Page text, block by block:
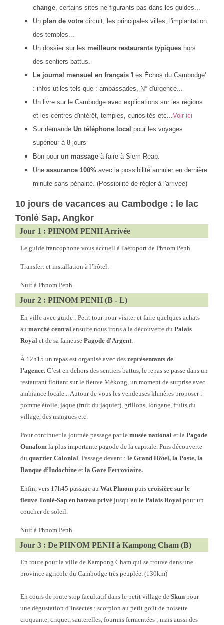
change, certains sites ne figurants pas dans les guides...
Un plan de votre circuit, les principales villes, l'implantation
des temples...
Un dossier sur les meilleurs restaurants typiques hors
des sentiers battus.
Le journal mensuel en français 'Les Échos du Cambodge'
: infos utiles tels que : ambassades, N° d'urgence...
Un livre sur le Cambodge avec explications sur les régions
et les centres d'intérêt, temples, curiosités etc...Voir ici
Sur demandeUn téléphone local pour les voyages
supérieur à 8 jours
Bon pourun massage à faire à Siem Reap.
Uneassurance 100%avec la possibilité annuler en dernière
minute sans pénalité. (Possibilité de régler à l'arrivée)
10 jours de vacances au Cambodge : le lac
Tonlé Sap, Angkor
Jour 1 : PHNOM PENH Arrivée
Le guide francophone vous accueil à l'aéroport de Phnom Penh
Transfert et installation à l’hôtel.
Nuit à Phnom Penh.
Jour 2 : PHNOM PENH (B - L)
En ville avec guide : Petit tour pour visiter et faire quelques achats
aumarché central ensuite nous irons à la découverte duPalais
Royal et de sa fameusePagode d'Argent.
À 12h15 un repas est organisé avec desreprésentants de
l’agence.C’est en dehors des sentiers battus, le repas se passe dans un
restaurant flottant sur le fleuve Mékong, un moment de surprise avec
ambiance locale... Autour de vous les vendeuses khmères proposer :
pomme étoile, jaque (fruit du jaquier), grillons, longane, fruits du
village, des mangues etc.
Pour continuer la journée passage par lemusée national et laPagode
Ounalom la plus importante pagode de la capitale. Puis découverte
duquartier Colonial. Passage devant :le Grand Hôtel, la Poste, la
Banque d’Indochineet la Gare Ferroviaire.
Enfin, vers 17h45 passage auWat Phnom puiscroisière sur le
fleuve Tonlé-Sap en bateau privéjusqu’aule Palais Royal pour un
coucher de soleil.
Nuit à Phnom Penh.
Jour 3 : De PHNOM PENH à Kampong Cham (B)
En route pour la ville de Kampong Cham qui se trouve dans une
province agricole du Cambodge très peuplée. (130km)
En cours de route stop facultatif dans le petit village deSkunpour
une dégustation d’insectes : scorpion au petit goût de noisette
croquante, criquet, sauterelles, fourmis fermentées ; mais aussi des